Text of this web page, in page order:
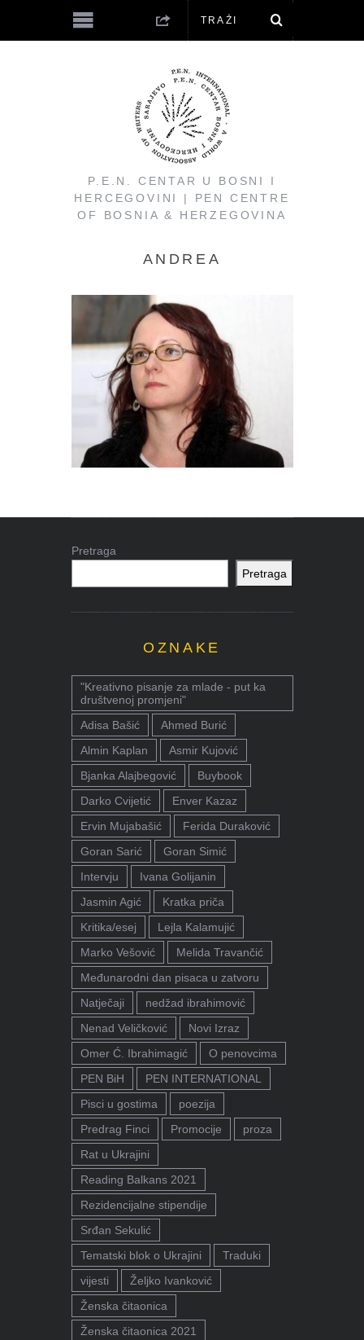
P.E.N. CENTAR U BOSNI I
HERCEGOVINI | PEN CENTRE
OF BOSNIA & HERZEGOVINA
ANDREA
Pretraga
Pretraga
OZNAKE
"Kreativno pisanje za mlade - put ka
društvenoj promjeni"
Adisa Bašić
Ahmed Burić
Almin Kaplan
Asmir Kujović
Bjanka Alajbegović
Buybook
Darko Cvijetić
Enver Kazaz
Ervin Mujabašić
Ferida Duraković
Goran Sarić
Goran Simić
Intervju
Ivana Golijanin
Jasmin Agić
Kratka priča
Kritika/esej
Lejla Kalamujić
Marko Vešović
Melida Travančić
Međunarodni dan pisaca u zatvoru
Natječaji
nedžad ibrahimović
Nenad Veličković
Novi Izraz
Omer Ć. Ibrahimagić
O penovcima
PEN BiH
PEN INTERNATIONAL
Pisci u gostima
poezija
Predrag Finci
Promocije
proza
Rat u Ukrajini
Reading Balkans 2021
Rezidencijalne stipendije
Srđan Sekulić
Tematski blok o Ukrajini
Traduki
vijesti
Željko Ivanković
Ženska čitaonica
Ženska čitaonica 2021